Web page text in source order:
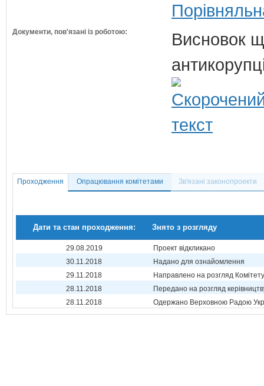
Документи, пов'язані із роботою:
Висновок
Проходження Опрацювання комітетами Зв'язані законопроекти
Дати та стан проходження: Знято з розгляду
29.08.2019
Проект відкликано
30.11.2018
Надано для ознайомлення
29.11.2018
Направлено на розгляд Комітету
28.11.2018
Передано на розгляд
28.11.2018
Одержано Верховною Радою